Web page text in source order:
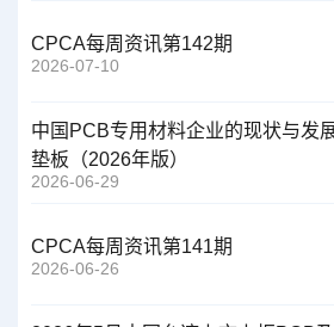
CPCA每周资讯第142期
2026-07-10
中国PCB专用材料企业的现状与
垫板（2026年版）
2026-06-29
CPCA每周资讯第141期
2026-06-26